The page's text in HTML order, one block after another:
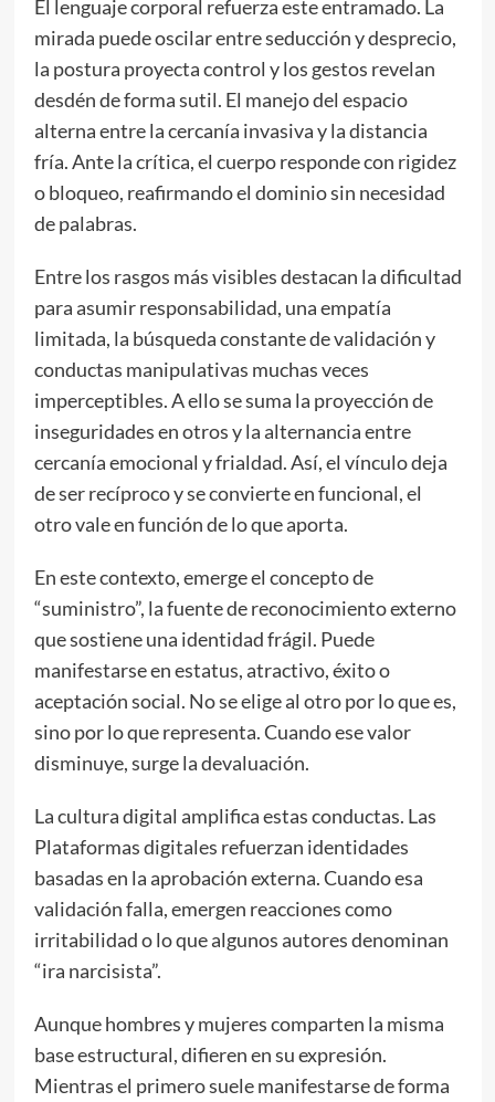
El lenguaje corporal refuerza este entramado. La
mirada puede oscilar entre seducción y desprecio,
la postura proyecta control y los gestos revelan
desdén de forma sutil. El manejo del espacio
alterna entre la cercanía invasiva y la distancia
fría. Ante la crítica, el cuerpo responde con rigidez
o bloqueo, reafirmando el dominio sin necesidad
de palabras.
Entre los rasgos más visibles destacan la dificultad
para asumir responsabilidad, una empatía
limitada, la búsqueda constante de validación y
conductas manipulativas muchas veces
imperceptibles. A ello se suma la proyección de
inseguridades en otros y la alternancia entre
cercanía emocional y frialdad. Así, el vínculo deja
de ser recíproco y se convierte en funcional, el
otro vale en función de lo que aporta.
En este contexto, emerge el concepto de
“suministro”, la fuente de reconocimiento externo
que sostiene una identidad frágil. Puede
manifestarse en estatus, atractivo, éxito o
aceptación social. No se elige al otro por lo que es,
sino por lo que representa. Cuando ese valor
disminuye, surge la devaluación.
La cultura digital amplifica estas conductas. Las
Plataformas digitales refuerzan identidades
basadas en la aprobación externa. Cuando esa
validación falla, emergen reacciones como
irritabilidad o lo que algunos autores denominan
“ira narcisista”.
Aunque hombres y mujeres comparten la misma
base estructural, difieren en su expresión.
Mientras el primero suele manifestarse de forma